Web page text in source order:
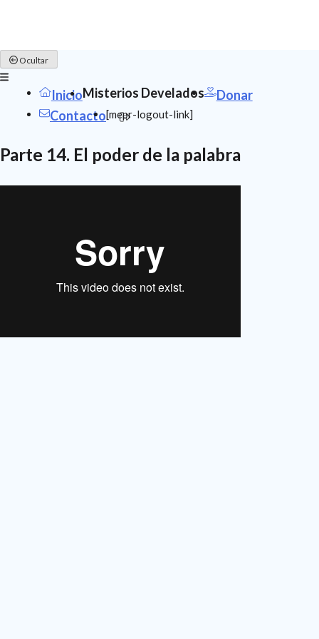
Skip
to
content
Ocultar
InicioMisterios Develados
Donar
Contacto[mepr-logout-link]
Parte 14. El poder de la palabra